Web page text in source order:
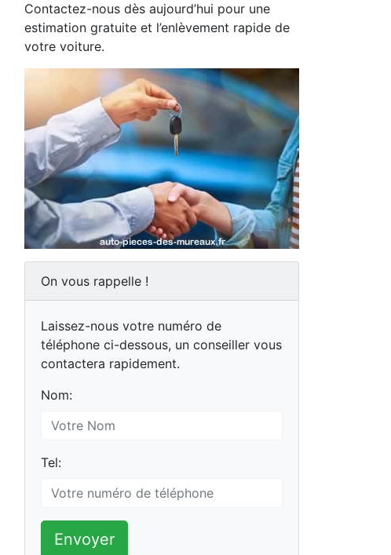
Contactez-nous dès aujourd’hui pour une
estimation gratuite et l’enlèvement rapide de
votre voiture.
On vous rappelle !
Laissez-nous votre numéro de
téléphone ci-dessous, un conseiller vous
contactera rapidement.
Nom:
Tel:
Envoyer